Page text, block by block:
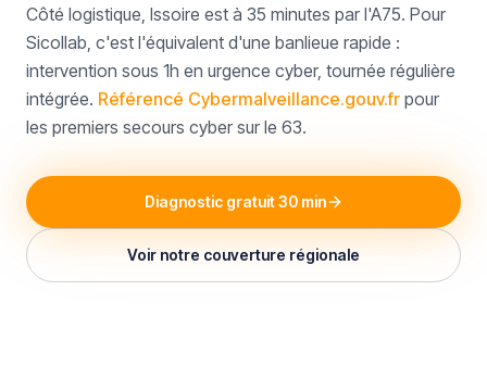
Côté logistique, Issoire est à 35 minutes par l'A75. Pour
Sicollab, c'est l'équivalent d'une banlieue rapide :
intervention sous 1h en urgence cyber, tournée régulière
intégrée. Référencé Cybermalveillance.gouv.fr pour
les premiers secours cyber sur le 63.
Diagnostic gratuit 30 min
Voir notre couverture régionale